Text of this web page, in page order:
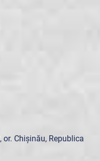
Chișinău, Republica